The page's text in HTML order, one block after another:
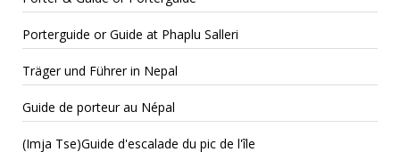
Porterguide or Guide at Phaplu Salleri
Träger und Führer in Nepal
Guide de porteur au Népal
(Imja Tse)Guide d'escalade du pic de l'île